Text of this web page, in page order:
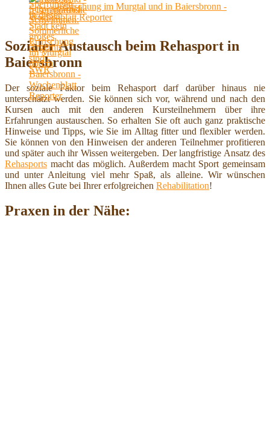
Erfrischung im Murgtal und in Baiersbronn -
Wochenblatt Reporter
Sozialer Austausch beim Rehasport in
Baiersbronn
Der soziale Faktor beim Rehasport darf darüber hinaus nie
unterschätzt werden. Sie können sich vor, während und nach den
Kursen auch mit den anderen Kursteilnehmern über ihre
Erfahrungen austauschen. So erhalten Sie oft auch ganz praktische
Hinweise und Tipps, wie Sie im Alltag fitter und flexibler werden.
Sie können von den Hinweisen der anderen Teilnehmer profitieren
und später auch ihr Wissen weitergeben. Der langfristige Ansatz des
Rehasports macht das möglich. Außerdem macht Sport gemeinsam
und unter Anleitung viel mehr Spaß, als alleine. Wir wünschen
Ihnen alles Gute bei Ihrer erfolgreichen Rehabilitation!
Praxen in der Nähe: